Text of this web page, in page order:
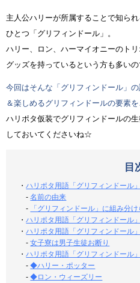
主人公ハリーが所属することで知ら
ひとつ「グリフィンドール」。
ハリー、ロン、ハーマイオニーのト
グッズを持っているという方も多いの
今回はそんな「グリフィンドール」
＆楽しめるグリフィンドールの要素を
ハリポタ仮装でグリフィンドールの
しておいてくださいね☆
目
・ハリポタ用語「グリフィンドール
-名前の由来
-
「グリフィンドール」に組み分
・ハリポタ用語「グリフィンドール
・ハリポタ用語「グリフィンドール
-女子寮は男子生徒お断り
・ハリポタ用語「グリフィンドール
-◆ハリー・ポッター
-◆ロン・ウィーズリー